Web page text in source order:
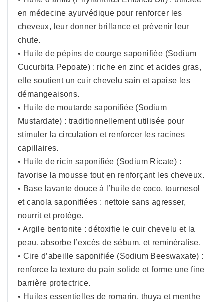
en médecine ayurvédique pour renforcer les
cheveux, leur donner brillance et prévenir leur
chute.
• Huile de pépins de courge saponifiée (Sodium
Cucurbita Pepoate) : riche en zinc et acides gras,
elle soutient un cuir chevelu sain et apaise les
démangeaisons.
• Huile de moutarde saponifiée (Sodium
Mustardate) : traditionnellement utilisée pour
stimuler la circulation et renforcer les racines
capillaires.
• Huile de ricin saponifiée (Sodium Ricate) :
favorise la mousse tout en renforçant les cheveux.
• Base lavante douce à l’huile de coco, tournesol
et canola saponifiées : nettoie sans agresser,
nourrit et protège.
• Argile bentonite : détoxifie le cuir chevelu et la
peau, absorbe l’excès de sébum, et reminéralise.
• Cire d’abeille saponifiée (Sodium Beeswaxate) :
renforce la texture du pain solide et forme une fine
barrière protectrice.
• Huiles essentielles de romarin, thuya et menthe